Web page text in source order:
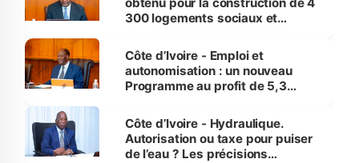
300 logements sociaux et
et Yamoussoukro
Côte d’Ivoire - Emploi et
autonomisation : un nouveau
Programme au profit de 5,3
Côte d’Ivoire - Hydraulique.
Autorisation ou taxe pour puiser
de l’eau ? Les précisions